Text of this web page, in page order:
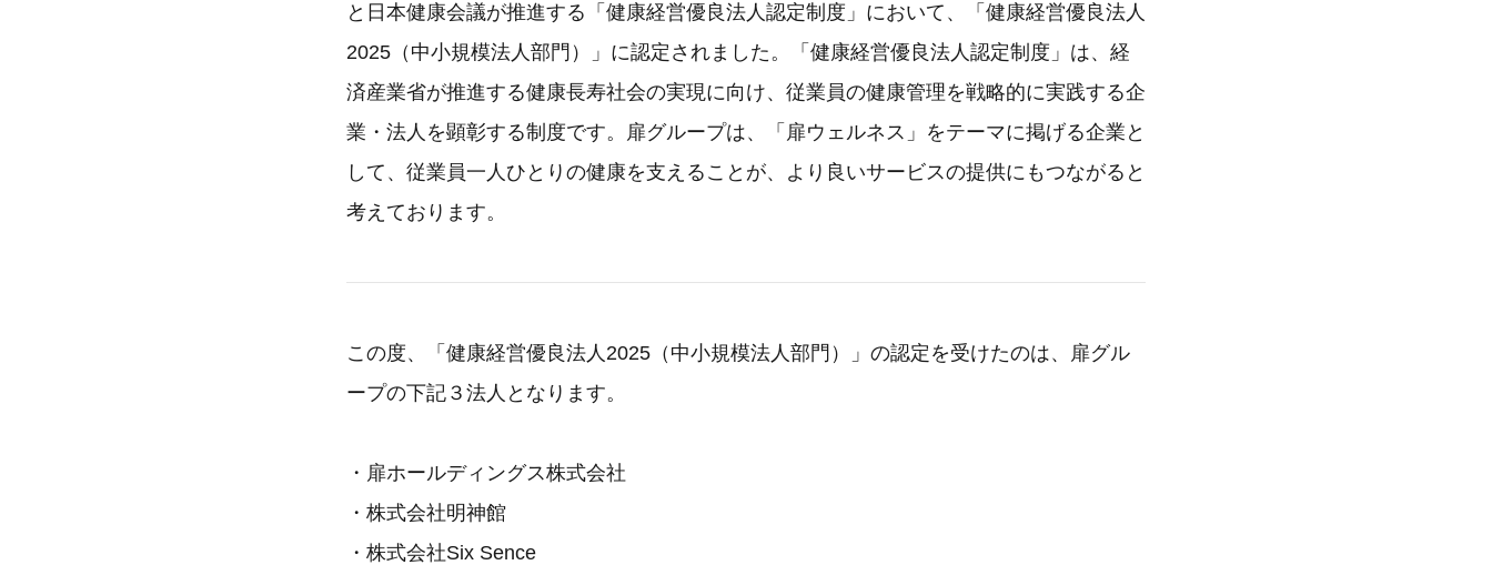
と日本健康会議が推進する「健康経営優良法人認定制度」において、「健康経営優良法人
2025（中小規模法人部門）」に認定されました。「健康経営優良法人認定制度」は、経
済産業省が推進する健康長寿社会の実現に向け、従業員の健康管理を戦略的に実践する企
業・法人を顕彰する制度です。扉グループは、「扉ウェルネス」をテーマに掲げる企業と
して、従業員一人ひとりの健康を支えることが、より良いサービスの提供にもつながると
考えております。
この度、「健康経営優良法人2025（中小規模法人部門）」の認定を受けたのは、扉グル
ープの下記３法人となります。
・扉ホールディングス株式会社
・株式会社明神館
・株式会社Six Sence